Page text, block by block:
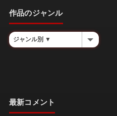
作品のジャンル
最新コメント